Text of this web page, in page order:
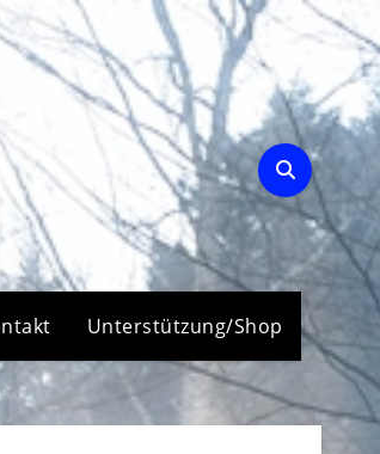
Unterstützung/Shop